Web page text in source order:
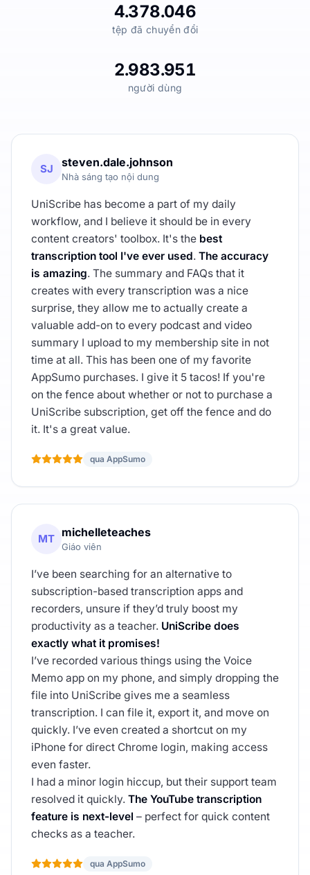
4.378.046
tệp đã chuyển đổi
2.983.951
người dùng
SJ steven.dale.johnson
Nhà sáng tạo nội dung
UniScribe has become a part of my daily
workflow, and I believe it should be in every
content creators' toolbox. It's the best
transcription tool I've ever used. The accuracy
is amazing. The summary and FAQs that it
creates with every transcription was a nice
surprise, they allow me to actually create a
valuable add-on to every podcast and video
summary I upload to my membership site in not
time at all. This has been one of my favorite
AppSumo purchases. I give it 5 tacos! If you're
on the fence about whether or not to purchase a
UniScribe subscription, get off the fence and do
it. It's a great value.
qua AppSumo
MT michelleteaches
Giáo viên
I’ve been searching for an alternative to
subscription-based transcription apps and
recorders, unsure if they’d truly boost my
productivity as a teacher. UniScribe does
exactly what it promises!
I’ve recorded various things using the Voice
Memo app on my phone, and simply dropping the
file into UniScribe gives me a seamless
transcription. I can file it, export it, and move on
quickly. I’ve even created a shortcut on my
iPhone for direct Chrome login, making access
even faster.
I had a minor login hiccup, but their support team
resolved it quickly. The YouTube transcription
feature is next-level – perfect for quick content
checks as a teacher.
qua AppSumo